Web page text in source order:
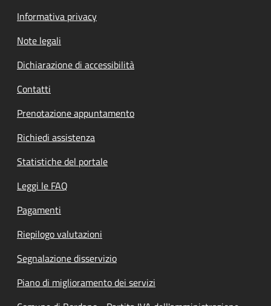
Informativa privacy
Note legali
Dichiarazione di accessibilità
Contatti
Prenotazione appuntamento
Richiedi assistenza
Statistiche del portale
Leggi le FAQ
Pagamenti
Riepilogo valutazioni
Segnalazione disservizio
Piano di miglioramento dei servizi